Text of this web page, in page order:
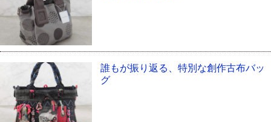
誰もが振り返る、特別な創作古布バッ
グ